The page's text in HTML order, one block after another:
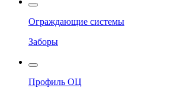
Ограждающие системы
Заборы
Профиль ОЦ